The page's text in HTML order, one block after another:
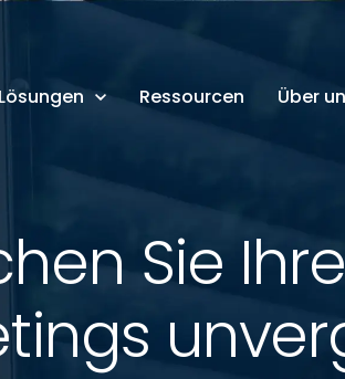
Lösungen Ressourcen Über
Sie